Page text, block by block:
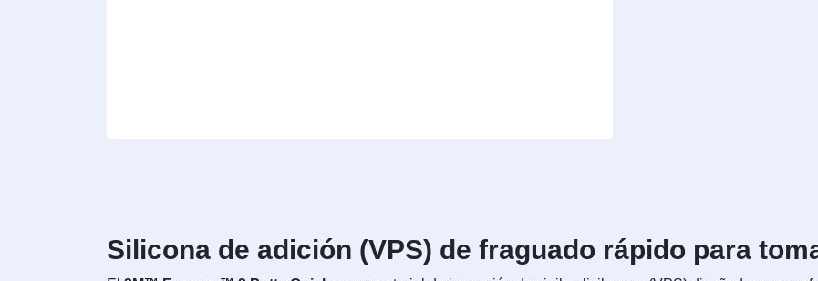
Silicona de adición (VPS) de fraguado rápido para